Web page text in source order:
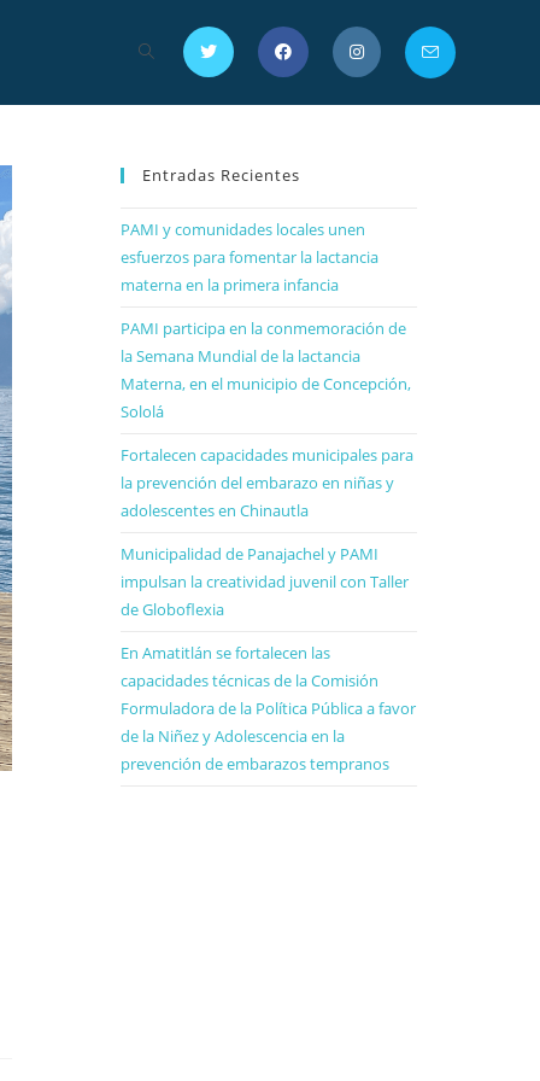
Entradas Recientes
PAMI y comunidades locales unen
esfuerzos para fomentar la lactancia
materna en la primera infancia
PAMI participa en la conmemoración de
la Semana Mundial de la lactancia
Materna, en el municipio de Concepción,
Sololá
Fortalecen capacidades municipales para
la prevención del embarazo en niñas y
adolescentes en Chinautla
Municipalidad de Panajachel y PAMI
impulsan la creatividad juvenil con Taller
de Globoflexia
En Amatitlán se fortalecen las
capacidades técnicas de la Comisión
Formuladora de la Política Pública a favor
de la Niñez y Adolescencia en la
prevención de embarazos tempranos